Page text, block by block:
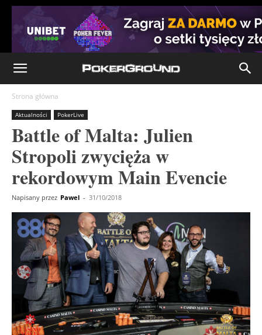
Strona główna
Aktualności PokerLive
Battle of Malta: Julien
Stropoli zwycięża w
rekordowym Main Evencie
Napisany przez Pawel - 31/10/2018